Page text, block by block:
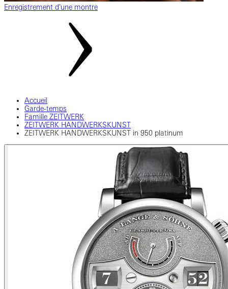
Enregistrement d'une montre
Accueil
Garde-temps
Famille ZEITWERK
ZEITWERK HANDWERKSKUNST
ZEITWERK HANDWERKSKUNST in 950 platinum